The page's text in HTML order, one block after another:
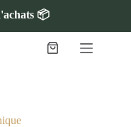
📦